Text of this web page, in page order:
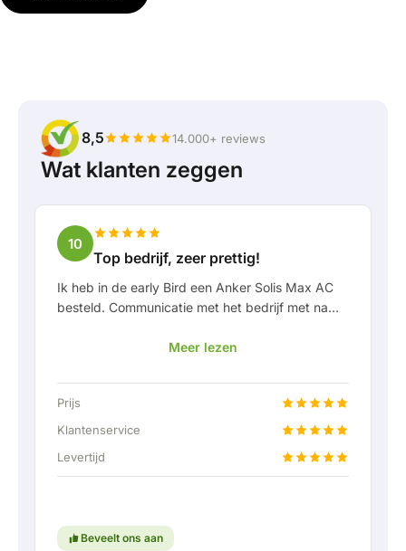
8,5 14.000+ reviews
Wat klanten zeggen
10
Top bedrijf, zeer prettig!
Ik heb in de early Bird een Anker Solis Max AC
besteld. Communicatie met het bedrijf met name
werd ik goed op de hoogte gehouden van
afspraak van levering werd er zelfs een gratis
een vaste aansluiting aangeboden om de thuis
accu doormiddel van een vaste verbinding aan
Kortom; een erg fijn bedrijf waar service en
Meer lezen
Prijs
Klantenservice
Levertijd
Beveelt ons aan